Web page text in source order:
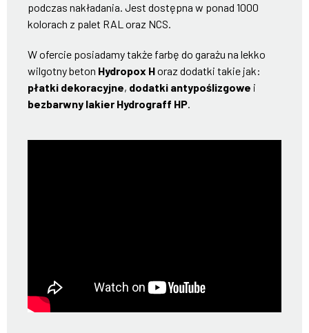
podczas nakładania. Jest dostępna w ponad 1000
kolorach z palet RAL oraz NCS.
W ofercie posiadamy także farbę do garażu na lekko
wilgotny beton Hydropox Horaz dodatki takie jak:
płatki dekoracyjne, dodatki antypoślizgowe i
bezbarwny lakier Hydrograff HP.